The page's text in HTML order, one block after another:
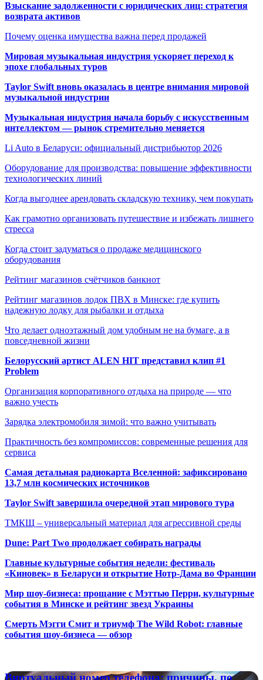
Взыскание задолженности с юридических лиц: стратегия
возврата активов
Почему оценка имущества важна перед продажей
Мировая музыкальная индустрия ускоряет переход к
эпохе глобальных туров
Taylor Swift вновь оказалась в центре внимания мировой
музыкальной индустрии
Музыкальная индустрия начала борьбу с искусственным
интеллектом — рынок стремительно меняется
Li Auto в Беларуси: официальный дистрибьютор 2026
Оборудование для производства: повышение эффективности
технологических линий
Когда выгоднее арендовать складскую технику, чем покупать
Как грамотно организовать путешествие и избежать лишнего
стресса
Когда стоит задуматься о продаже медицинского
оборудования
Рейтинг магазинов счётчиков банкнот
Рейтинг магазинов лодок ПВХ в Минске: где купить
надежную лодку для рыбалки и отдыха
Что делает одноэтажный дом удобным не на бумаге, а в
повседневной жизни
Белорусский артист ALEN HIT представил клип #1
Problem
Организация корпоративного отдыха на природе — что
важно учесть
Зарядка электромобиля зимой: что важно учитывать
Практичность без компромиссов: современные решения для
сервиса
Самая детальная радиокарта Вселенной: зафиксировано
13,7 млн космических источников
Taylor Swift завершила очередной этап мирового тура
ТМКЩ – универсальный материал для агрессивной среды
Dune: Part Two продолжает собирать награды
Главные культурные события недели: фестиваль
«Киновек» в Беларуси и открытие Нотр-Дама во Франции
Мир шоу-бизнеса: прощание с Мэттью Перри, культурные
события в Минске и рейтинг звезд Украины
Смерть Мэгги Смит и триумф The Wild Robot: главные
события шоу-бизнеса — обзор
Виртуальный
Виртуальный номер телефона: причины, по